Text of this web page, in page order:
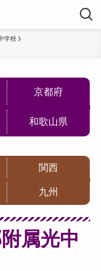
学校
京都府
和歌山県
関西
九州
属光中